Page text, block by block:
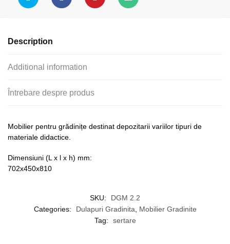
Description
Additional information
Întrebare despre produs
Mobilier pentru grădinițe destinat depozitarii variilor tipuri de
materiale didactice.
Dimensiuni (L x l x h) mm:
702x450x810
SKU:
DGM 2.2
Categories:
Dulapuri Gradinita
Mobilier Gradinite
Tag:
sertare